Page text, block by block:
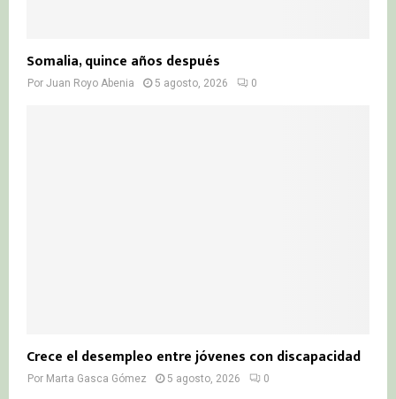
Somalia, quince años después
Por Juan Royo Abenia 5 agosto, 2026 0
Crece el desempleo entre jóvenes con discapacidad
Por Marta Gasca Gómez 5 agosto, 2026 0